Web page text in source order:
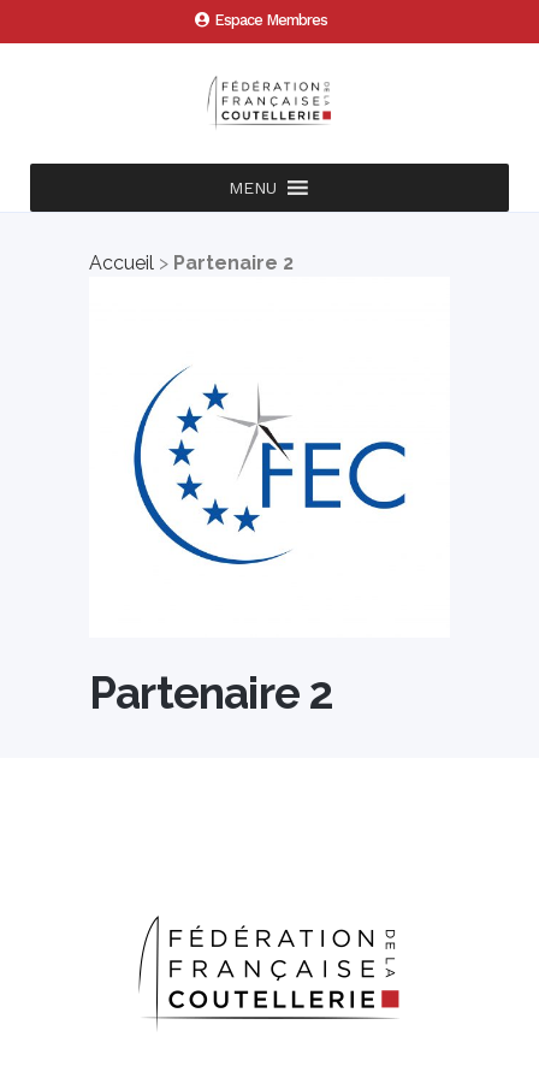
Espace Membres
MENU
Accueil > Partenaire 2
Partenaire 2